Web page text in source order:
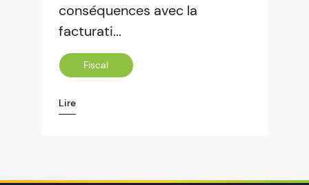
conséquences avec la
facturati...
Fiscal
Lire